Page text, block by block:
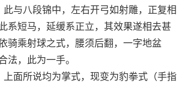
八段锦中，左右开弓如射雕，正复相
系短马，延缓系正立，其效果遂相去甚
骑乘射球之式，腰须后翻，一字地盆
法，此为一手。
面所说均为掌式，现变为豹拳式（手指